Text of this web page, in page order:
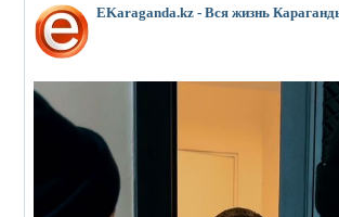
EKaraganda.kz - Вся жизнь